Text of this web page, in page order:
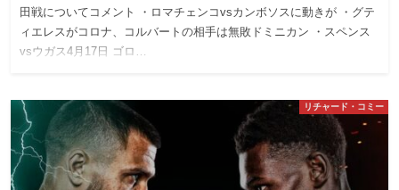
田戦についてコメント ・ロマチェンコvsカンボソスに動きが ・グテ
ィエレスがコロナ、コルバートの相手は無敗ドミニカン ・スペンス
vsウガス4月17日 ゴロ…
リチャード・コミー